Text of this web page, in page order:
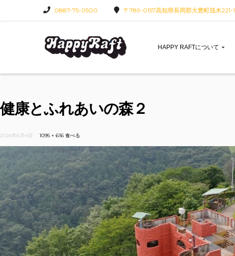
0887-75-0500 〒789-0157高知県長岡郡大豊町筏木221-1
HAPPY RAFTについて
健康とふれあいの森２
2026年6月4日 1095 × 616 食べる